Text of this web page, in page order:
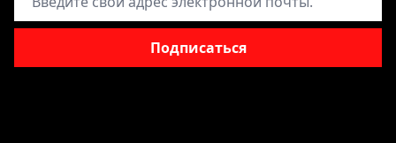
Подписаться